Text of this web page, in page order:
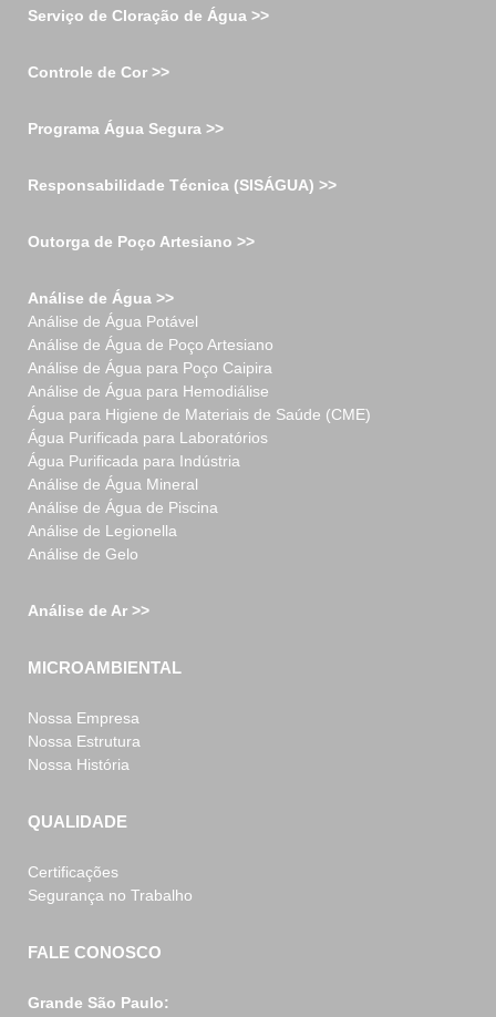
Serviço de Cloração de Água >>
Controle de Cor >>
Programa Água Segura >>
Responsabilidade Técnica (SISÁGUA) >>
Outorga de Poço Artesiano >>
Análise de Água >>
Análise de Água Potável
Análise de Água de Poço Artesiano
Análise de Água para Poço Caipira
Análise de Água para Hemodiálise
Água para Higiene de Materiais de Saúde (CME)
Água Purificada para Laboratórios
Água Purificada para Indústria
Análise de Água Mineral
Análise de Água de Piscina
Análise de Legionella
Análise de Gelo
Análise de Ar >>
MICROAMBIENTAL
Nossa Empresa
Nossa Estrutura
Nossa História
QUALIDADE
Certificações
Segurança no Trabalho
FALE CONOSCO
Grande São Paulo: